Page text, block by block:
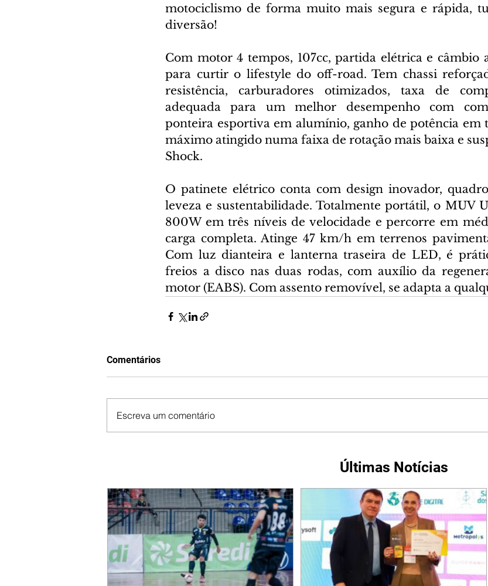
motociclismo de forma muito mais segura e rápida,
diversão!
Com motor 4 tempos, 107cc, partida elétrica e câmbio
para curtir o lifestyle do off-road. Tem chassi
resistência, carburadores otimizados, taxa de
adequada para um melhor desempenho com
ponteira esportiva em alumínio, ganho de potência em
máximo atingido numa faixa de rotação mais baixa e
Shock.
O patinete elétrico conta com design inovador,
leveza e sustentabilidade. Totalmente portátil, o MUV
800W em três níveis de velocidade e percorre em
carga completa. Atinge 47 km/h em terrenos
Com luz dianteira e lanterna traseira de LED, é
freios a disco nas duas rodas, com auxílio da
motor (EABS). Com assento removível, se adapta a
Comentários
Escreva um comentário
Últimas Notícias